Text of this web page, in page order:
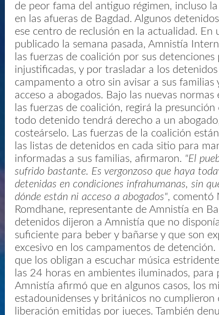
de peor fama del antiguo régimen, incluso
en las afueras de Bagdad. Algunos
ese centro de reclusión en la actualidad. En
publicado la semana pasada, Amnistía
las fuerzas de coalición por sus detenciones
injustificadas, y por trasladar a los
campamento a otro sin avisar a sus familias
acceso a abogados. Bajo las nuevas normas
las fuerzas de coalición, regirá la presunción
todo detenido tendrá derecho a un
costeárselo. Las fuerzas de la coalición
las listas de detenidos en cada sitio para
informadas a sus familias, afirmaron. "El
sufrido bastante. Es vergonzoso que haya
detenidas en condiciones infrahumanas, sin
dónde están ni acceso a abogados", comentó
Romdhane, representante de Amnistía en
detenidos dijeron a Amnistía que no
suficiente para beber y bañarse y que son
excesivo en los campamentos de
que los obligan a escuchar música
las 24 horas en ambientes iluminados, para
Amnistía afirmó que en algunos casos, los
estadounidenses y británicos no cumplieron
liberación emitidas por jueces. También